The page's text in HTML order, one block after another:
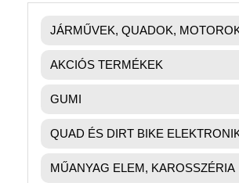
JÁRMŰVEK, QUADOK,
AKCIÓS TERMÉKEK
GUMI
QUAD ÉS DIRT BIKE
MŰANYAG ELEM, KAROSSZÉRIA